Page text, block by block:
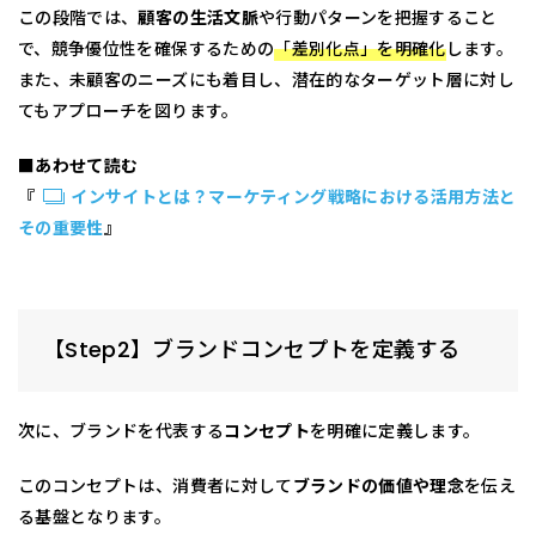
この段階では、顧客の生活文脈や行動パターンを把握すること
で、競争優位性を確保するための「差別化点」を明確化します。
また、未顧客のニーズにも着目し、潜在的なターゲット層に対し
てもアプローチを図ります。
■あわせて読む
『
インサイトとは？マーケティング戦略における活用方法と
その重要性』
【Step2】ブランドコンセプトを定義する
次に、ブランドを代表するコンセプトを明確に定義します。
このコンセプトは、消費者に対してブランドの価値や理念を伝え
る基盤となります。